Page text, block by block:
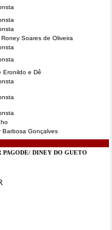
Roney Soares de Oliveira
Eronildo e Dê
Barbosa Gonçalves
DINEY DO GUETO